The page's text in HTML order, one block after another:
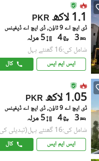
PKR 1.1 لاکھ
ڈی ایچ اے 9 ٹاؤن, ڈی ایچ اے ڈیفینس
3
4 5 مرلہ
شامل کی:16 گھنٹے پہل
ایس ایم ایس کال
PKR 1.05 لاکھ
ڈی ایچ اے 9 ٹاؤن, ڈی ایچ اے ڈیفینس
3
4 5 مرلہ
شامل کی:16 گھنٹے پہل (تبدیلی کی گئی:16
ایس ایم ایس کال